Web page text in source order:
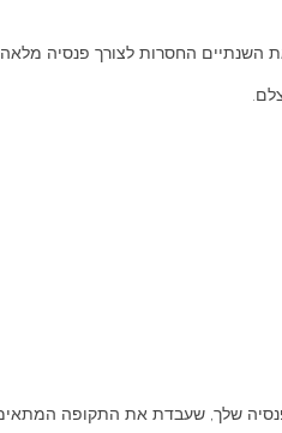
השנתיים החסרות לצורך פנסיה מלאה.